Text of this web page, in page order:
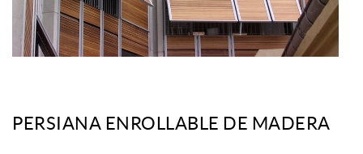
PERSIANA ENROLLABLE DE MADERA